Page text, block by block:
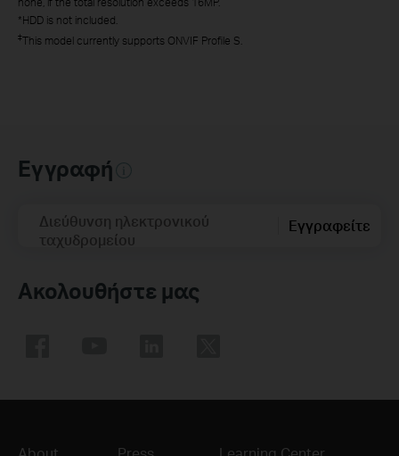
*HDD is not included.
‡This model currently supports ONVIF Profile S.
Εγγραφή
Διεύθυνση ηλεκτρονικού
ταχυδρομείου
Εγγραφείτε
Ακολουθήστε μας